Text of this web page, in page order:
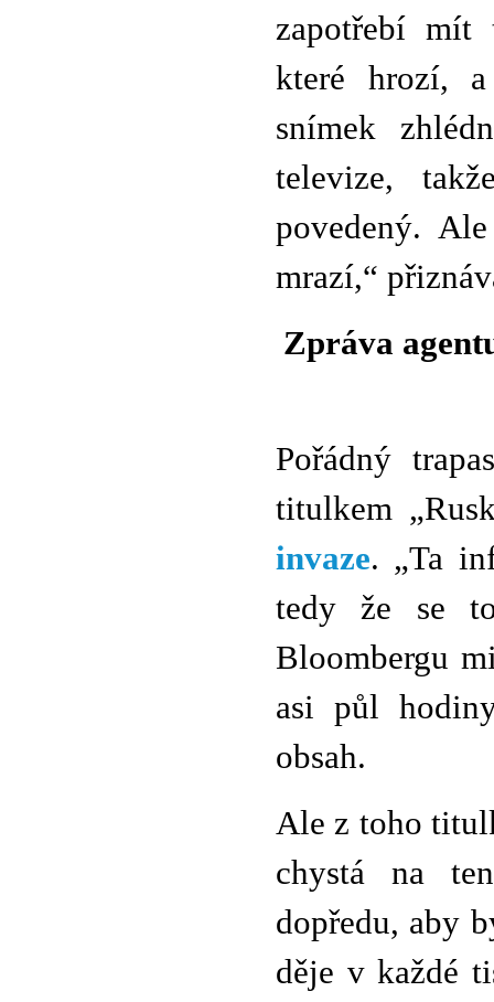
zapotřebí mít
které hrozí,
snímek
televize,
povedený.
mrazí,“
Zpráva
Pořádný
titulkem
invaze. „Ta
tedy že se
Bloombergu
asi půl
obsah.
Ale z toho
chystá na
dopředu, aby
děje v každé